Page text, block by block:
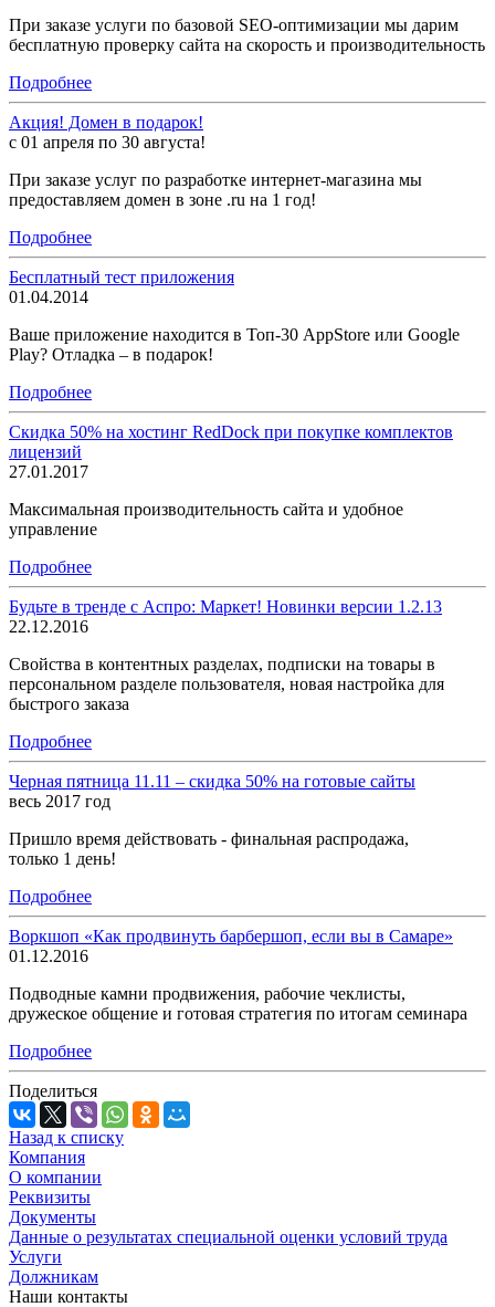
При заказе услуги по базовой SEO-оптимизации мы дарим
бесплатную проверку сайта на скорость и производительность
Подробнее
Акция! Домен в подарок!
c 01 апреля по 30 августа!
При заказе услуг по разработке интернет-магазина мы
предоставляем домен в зоне .ru на 1 год!
Подробнее
Бесплатный тест приложения
01.04.2014
Ваше приложение находится в Топ-30 AppStore или Google
Play? Отладка – в подарок!
Подробнее
Скидка 50% на хостинг RedDock при покупке комплектов
лицензий
27.01.2017
Максимальная производительность сайта и удобное
управление
Подробнее
Будьте в тренде с Аспро: Маркет! Новинки версии 1.2.13
22.12.2016
Свойства в контентных разделах, подписки на товары в
персональном разделе пользователя, новая настройка для
быстрого заказа
Подробнее
Черная пятница 11.11 – скидка 50% на готовые сайты
весь 2017 год
Пришло время действовать - финальная распродажа,
только 1 день!
Подробнее
Воркшоп «Как продвинуть барбершоп, если вы в Самаре»
01.12.2016
Подводные камни продвижения, рабочие чеклисты,
дружеское общение и готовая стратегия по итогам семинара
Подробнее
Поделиться
Назад к списку
Компания
О компании
Реквизиты
Документы
Данные о результатах специальной оценки условий труда
Услуги
Должникам
Наши контакты